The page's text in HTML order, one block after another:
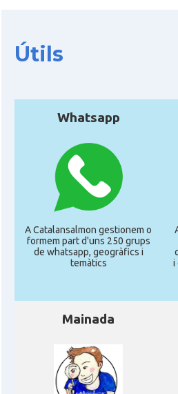
Útils
Whatsapp
A Catalansalmon gestionem o
formem part d'uns 250 grups
de whatsapp, geogràfics i
temàtics
i
Mainada